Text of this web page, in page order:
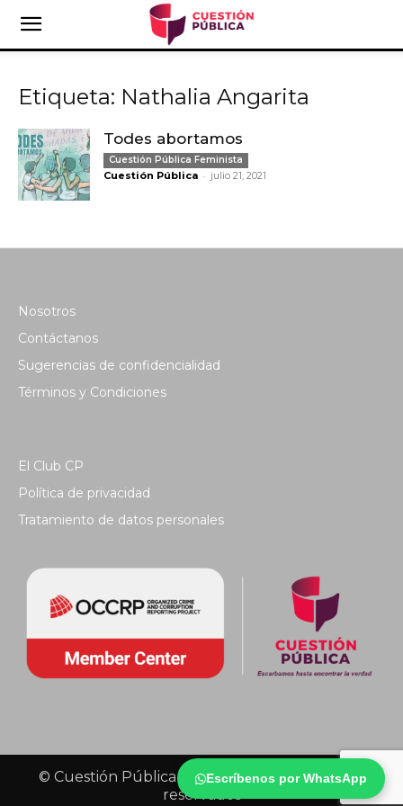
Escríbenos por WhatsApp
Etiqueta: Nathalia Angarita
Todes abortamos
Cuestión Pública Feminista
Cuestión Pública - julio 21, 2021
Nosotros
Contáctanos
Sugerencias de confidencialidad
Términos y Condiciones
El Club CP
Política de privacidad
Tratamiento de datos personales
© Cuestión Pública 2018 - Todos los derechos
reservados